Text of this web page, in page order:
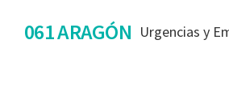
061 ARAGÓN Urgencias y